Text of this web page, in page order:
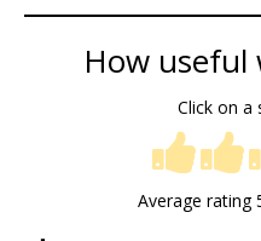
How useful
Click on a
Average rating